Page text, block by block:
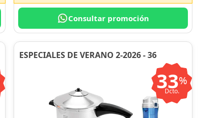
Consultar promoción
ESPECIALES DE VERANO 2-2026 - 36
33%
Dcto.